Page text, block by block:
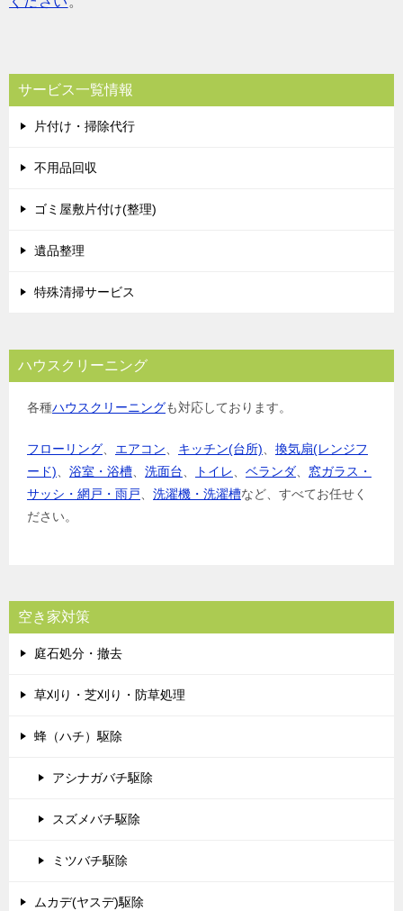
サービス一覧情報
片付け・掃除代行
不用品回収
ゴミ屋敷片付け(整理)
遺品整理
特殊清掃サービス
ハウスクリーニング
各種ハウスクリーニングも対応しております。
フローリング エアコン キッチン(台所)
換気扇(レンジフ
ード)
浴室・浴槽 洗面台 トイレ ベランダ
窓ガラス・
サッシ・網戸・雨戸
洗濯機・洗濯槽など、すべてお任せく
ださい。
空き家対策
庭石処分・撤去
草刈り・芝刈り・防草処理
蜂（ハチ）駆除
アシナガバチ駆除
スズメバチ駆除
ミツバチ駆除
ムカデ(ヤスデ)駆除